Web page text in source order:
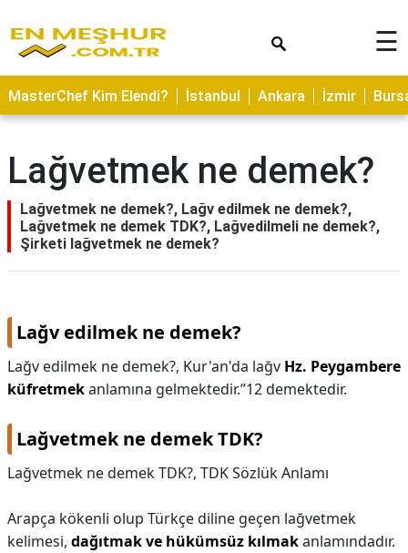
ASTROLOJİ
SAĞLIK
TARİFLERİ
GEZİLECEK
YERLER
ALANLARI
KAPLICALAR
İLETİŞİM
☰
MasterChef Kim Elendi? İstanbul Ankara İzmir
Lağvetmek ne demek?
Lağvetmek ne demek?, Lağv edilmek ne demek?,
Lağvetmek ne demek TDK?, Lağvedilmeli ne demek?,
Şirketi lağvetmek ne demek?
Lağv edilmek ne demek?
Lağv edilmek ne demek?, Kur'an'da lağv Hz. Peygambere
küfretmekanlamına gelmektedir.”12 demektedir.
Lağvetmek ne demek TDK?
Lağvetmek ne demek TDK?, TDK Sözlük Anlamı
Arapça kökenli olup Türkçe diline geçen lağvetmek
kelimesi, dağıtmak ve hükümsüz kılmakanlamındadır.